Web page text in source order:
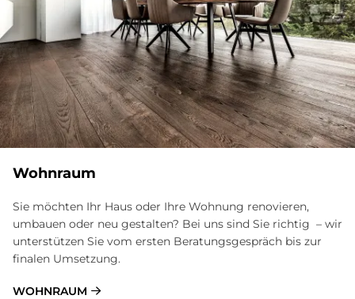
Wohnraum
Sie möchten Ihr Haus oder Ihre Wohnung renovieren,
umbauen oder neu gestalten? Bei uns sind Sie richtig – wir
unterstützen Sie vom ersten Beratungsgespräch bis zur
finalen Umsetzung.
WOHNRAUM